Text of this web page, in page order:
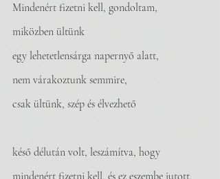
Mindenért fizetni kell, gondoltam,
miközben ültünk
egy lehetetlensárga napernyő alatt,
nem várakoztunk semmire,
csak ültünk, szép és élvezhető
késő délután volt, leszámítva, hogy
mindenért fizetni kell, és ez eszembe jutott,